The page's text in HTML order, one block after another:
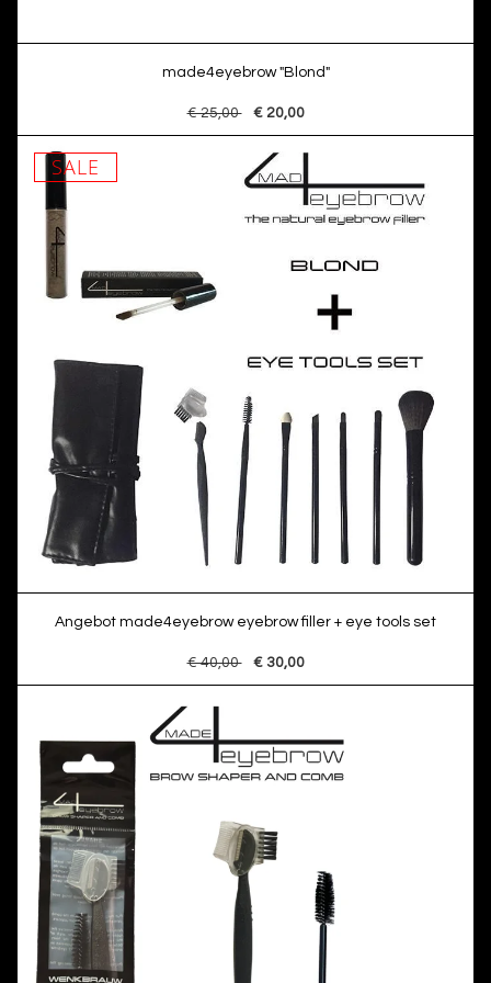
made4eyebrow "Blond"
€ 25,00 € 20,00
SALE
Angebot made4eyebrow eyebrow filler + eye tools set
€ 40,00 € 30,00